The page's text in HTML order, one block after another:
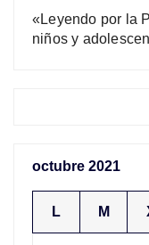
«Leyendo por la
niños y
octubre 2021
L M